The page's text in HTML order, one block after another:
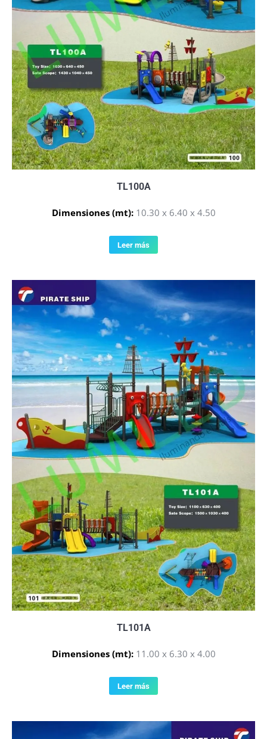
TL100A
Dimensiones (mt): 10.30 x 6.40 x 4.50
Leer más
TL101A
Dimensiones (mt): 11.00 x 6.30 x 4.00
Leer más